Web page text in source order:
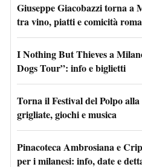
Giuseppe Giacobazzi torna a
tra vino, piatti e comicità
I Nothing But Thieves a
Dogs Tour”: info e biglietti
Torna il Festival del Polpo
grigliate, giochi e musica
Pinacoteca Ambrosiana e
per i milanesi: info, date e